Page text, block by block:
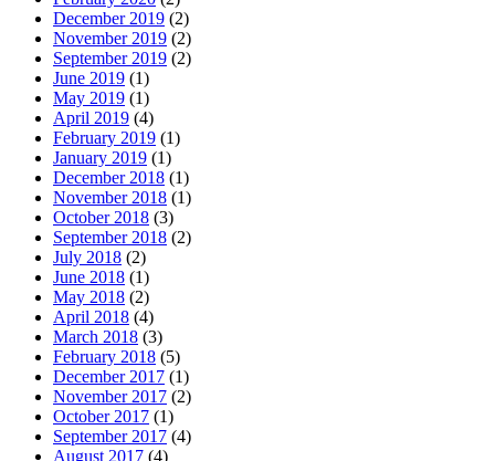
December 2019 (2)
November 2019 (2)
September 2019 (2)
June 2019 (1)
May 2019 (1)
April 2019 (4)
February 2019 (1)
January 2019 (1)
December 2018 (1)
November 2018 (1)
October 2018 (3)
September 2018 (2)
July 2018 (2)
June 2018 (1)
May 2018 (2)
April 2018 (4)
March 2018 (3)
February 2018 (5)
December 2017 (1)
November 2017 (2)
October 2017 (1)
September 2017 (4)
August 2017 (4)